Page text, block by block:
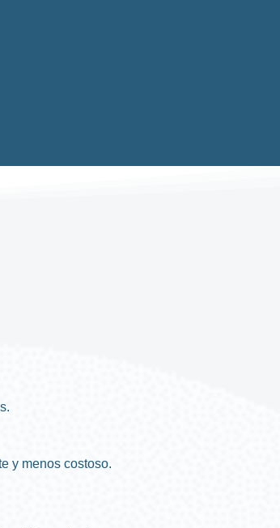
y menos costoso.